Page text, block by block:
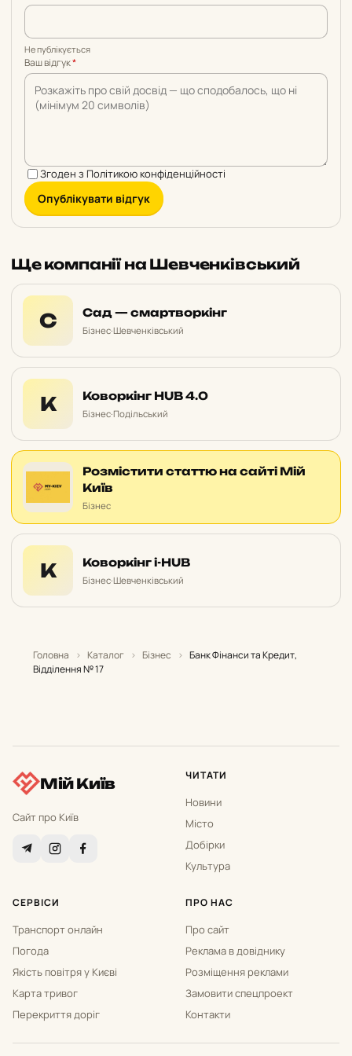
Не публікується
Ваш відгук*
Згоден з Політикою конфіденційності
Опублікувати відгук
Ще компанії на Шевченківський
С Сад — смартворкінг
Бізнес·Шевченківський
К Коворкінг HUB 4.0
Бізнес·Подільський
Розмістити статтю на сайті Мій
Київ
Бізнес
К Коворкінг i-HUB
Бізнес·Шевченківський
Головна › Каталог › Бізнес › Банк Фінанси та Кредит,
Відділення № 17
Мій Київ
Сайт про Київ
ЧИТАТИ
Новини
Місто
Добірки
Культура
СЕРВІСИ
Транспорт онлайн
Погода
Якість повітря у Києві
Карта тривог
Перекриття доріг
ПРО НАС
Про сайт
Реклама в довіднику
Розміщення реклами
Замовити спецпроект
Контакти